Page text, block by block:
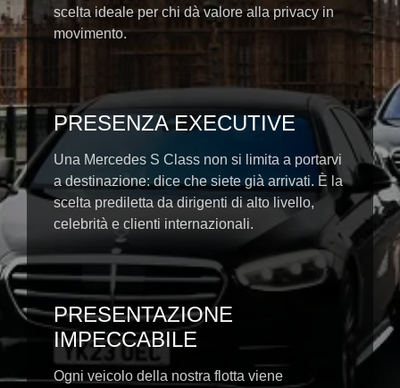
scelta ideale per chi dà valore alla privacy in
movimento.
PRESENZA EXECUTIVE
Una Mercedes S Class non si limita a portarvi
a destinazione: dice che siete già arrivati. È la
scelta prediletta da dirigenti di alto livello,
celebrità e clienti internazionali.
PRESENTAZIONE
IMPECCABILE
Ogni veicolo della nostra flotta viene